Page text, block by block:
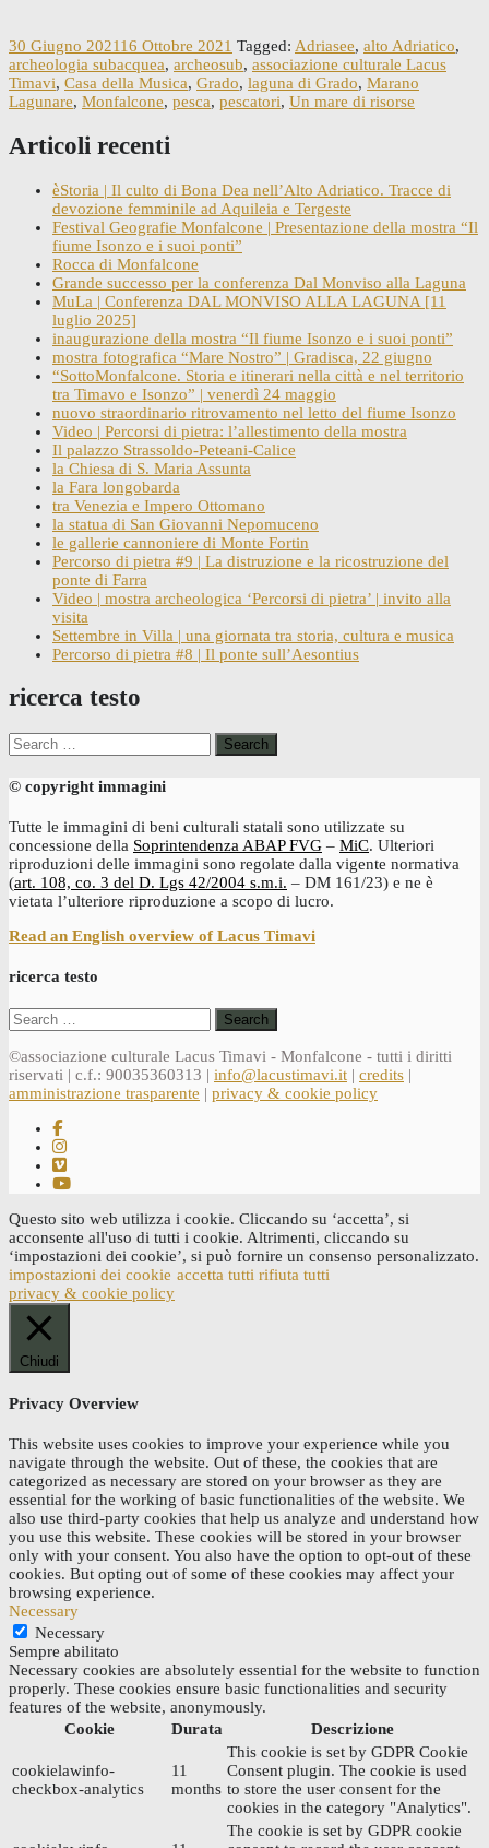
30 Giugno 202116 Ottobre 2021 Tagged: Adriasee, alto Adriatico,
archeologia subacquea, archeosub, associazione culturale Lacus
Timavi, Casa della Musica, Grado, laguna di Grado, Marano
Lagunare, Monfalcone, pesca, pescatori, Un mare di risorse
Articoli recenti
èStoria | Il culto di Bona Dea nell’Alto Adriatico. Tracce di
devozione femminile ad Aquileia e Tergeste
Festival Geografie Monfalcone | Presentazione della mostra “Il
fiume Isonzo e i suoi ponti”
Rocca di Monfalcone
Grande successo per la conferenza Dal Monviso alla Laguna
MuLa | Conferenza DAL MONVISO ALLA LAGUNA [11
luglio 2025]
inaugurazione della mostra “Il fiume Isonzo e i suoi ponti”
mostra fotografica “Mare Nostro” | Gradisca, 22 giugno
“SottoMonfalcone. Storia e itinerari nella città e nel territorio
tra Timavo e Isonzo” | venerdì 24 maggio
nuovo straordinario ritrovamento nel letto del fiume Isonzo
Video | Percorsi di pietra: l’allestimento della mostra
Il palazzo Strassoldo-Peteani-Calice
la Chiesa di S. Maria Assunta
la Fara longobarda
tra Venezia e Impero Ottomano
la statua di San Giovanni Nepomuceno
le gallerie cannoniere di Monte Fortin
Percorso di pietra #9 | La distruzione e la ricostruzione del
ponte di Farra
Video | mostra archeologica ‘Percorsi di pietra’ | invito alla
visita
Settembre in Villa | una giornata tra storia, cultura e musica
Percorso di pietra #8 | Il ponte sull’Aesontius
ricerca testo
Search
for:
© copyright immagini
Tutte le immagini di beni culturali statali sono utilizzate su
concessione della Soprintendenza ABAP FVG – MiC. Ulteriori
riproduzioni delle immagini sono regolate dalla vigente normativa
(art. 108, co. 3 del D. Lgs 42/2004 s.m.i. – DM 161/23) e ne è
vietata l’ulteriore riproduzione a scopo di lucro.
Read an English overview of Lacus Timavi
ricerca testo
Search
for:
©associazione culturale Lacus Timavi - Monfalcone - tutti i diritti
riservati | c.f.: 90035360313 | info@lacustimavi.it | credits |
amministrazione trasparente | privacy & cookie policy
Questo sito web utilizza i cookie. Cliccando su ‘accetta’, si
acconsente all'uso di tutti i cookie. Altrimenti, cliccando su
‘impostazioni dei cookie’, si può fornire un consenso personalizzato.
impostazioni dei cookie accetta tutti rifiuta tutti
privacy & cookie policy
Chiudi
Privacy Overview
This website uses cookies to improve your experience while you
navigate through the website. Out of these, the cookies that are
categorized as necessary are stored on your browser as they are
essential for the working of basic functionalities of the website. We
also use third-party cookies that help us analyze and understand how
you use this website. These cookies will be stored in your browser
only with your consent. You also have the option to opt-out of these
cookies. But opting out of some of these cookies may affect your
browsing experience.
Necessary
Necessary
Sempre abilitato
Necessary cookies are absolutely essential for the website to function
properly. These cookies ensure basic functionalities and security
features of the website, anonymously.
Cookie
Durata Descrizione
cookielawinfo-
checkbox-analytics
11
months
This cookie is set by GDPR Cookie
Consent plugin. The cookie is used
to store the user consent for the
cookies in the category "Analytics".
The cookie is set by GDPR cookie